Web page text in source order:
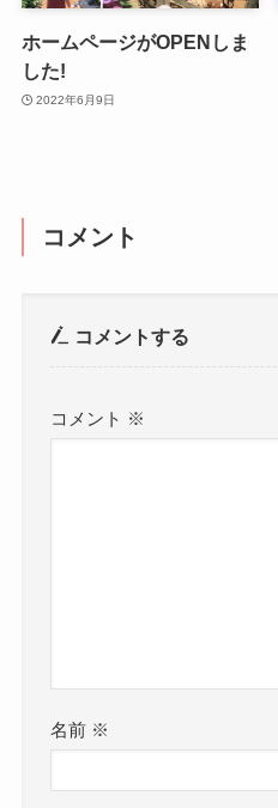
ホームページがOPENしま
した!
2022年6月9日
コメント
コメントする
コメント ※
名前 ※